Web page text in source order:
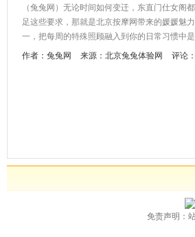
（兔兔网）无论时间如何变迁，东直门仕女
足这些要求，那就是北京按摩网带来的媛媛魅
一，把每周的特殊照顾融入到你的日常习惯中
作者：兔兔网
来源：北京兔兔体验网 评论
免责声明：